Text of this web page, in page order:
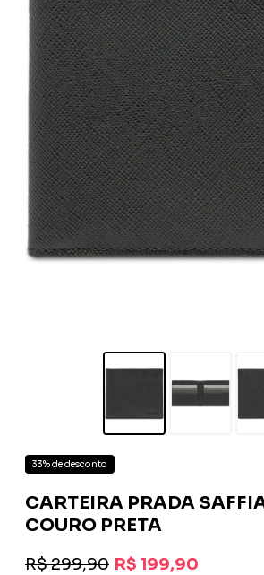
33% de desconto
CARTEIRA PRADA
COURO PRETA
R$ 299,90 R$ 199,90